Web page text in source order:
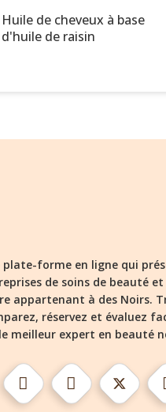
Huile de cheveux à base
d'huile de raisin
plate-forme en ligne qui
de soins de beauté
appartenant à des Noirs.
réservez et évaluez
le meilleur expert en beauté